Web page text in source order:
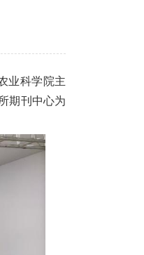
业科学院主
期刊中心为